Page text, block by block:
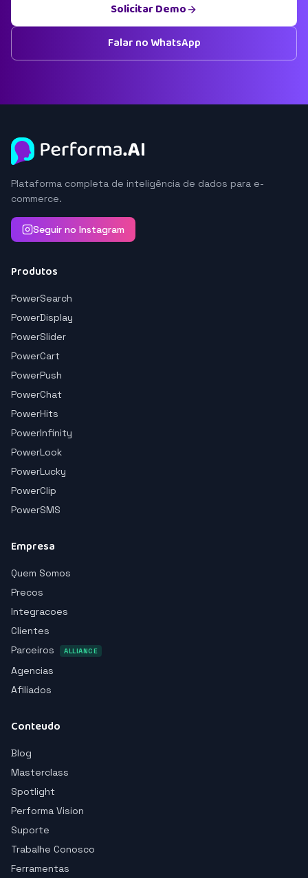
Solicitar Demo
Falar no WhatsApp
Plataforma completa de inteligência de dados para e-
commerce.
Seguir no Instagram
Produtos
PowerSearch
PowerDisplay
PowerSlider
PowerCart
PowerPush
PowerChat
PowerHits
PowerInfinity
PowerLook
PowerLucky
PowerClip
PowerSMS
Empresa
Quem Somos
Precos
Integracoes
Clientes
Parceiros
ALLIANCE
Agencias
Afiliados
Conteudo
Blog
Masterclass
Spotlight
Performa Vision
Suporte
Trabalhe Conosco
Ferramentas